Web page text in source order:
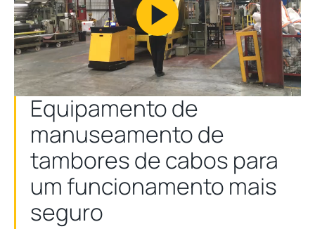
Play
Video
Equipamento de
manuseamento de
tambores de cabos para
um funcionamento mais
seguro